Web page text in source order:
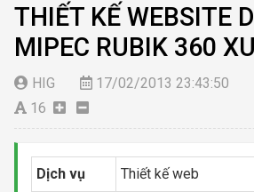
THIẾT KẾ WEBSITE
MIPEC RUBIK 360
HIG 17/02/2013 23:43:50
16
Dịch vụ Thiết kế web